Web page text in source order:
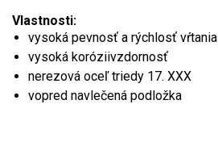
Vlastnosti:
vysoká pevnosť a rýchlosť vŕtania
vysoká koróziivzdornosť
nerezová oceľ triedy 17. XXX
vopred navlečená podložka